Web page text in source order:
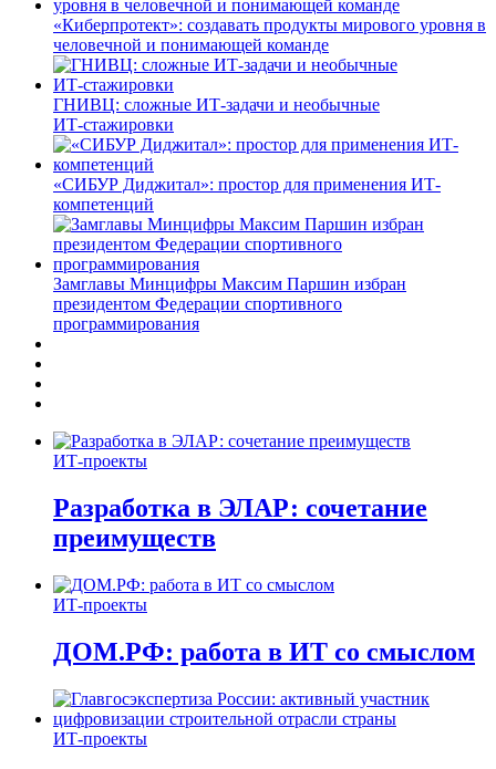
«Киберпротект»: создавать продукты мирового уровня в
человечной и понимающей команде
ГНИВЦ: сложные ИТ‑задачи и необычные
ИТ‑стажировки
«СИБУР Диджитал»: простор для применения ИТ-
компетенций
Замглавы Минцифры Максим Паршин избран
президентом Федерации спортивного
программирования
ИТ-проекты
Разработка в ЭЛАР: сочетание
преимуществ
ИТ-проекты
ДОМ.РФ: работа в ИТ со смыслом
ИТ-проекты